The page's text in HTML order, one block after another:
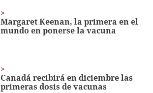
Margaret Keenan, la primera en el
mundo en ponerse la vacuna
Canadá recibirá en diciembre las
primeras dosis de vacunas